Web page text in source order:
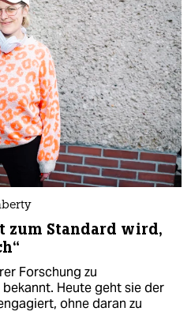
zum Standard wird,
Forschung zu
Heute geht sie der
ohne daran zu